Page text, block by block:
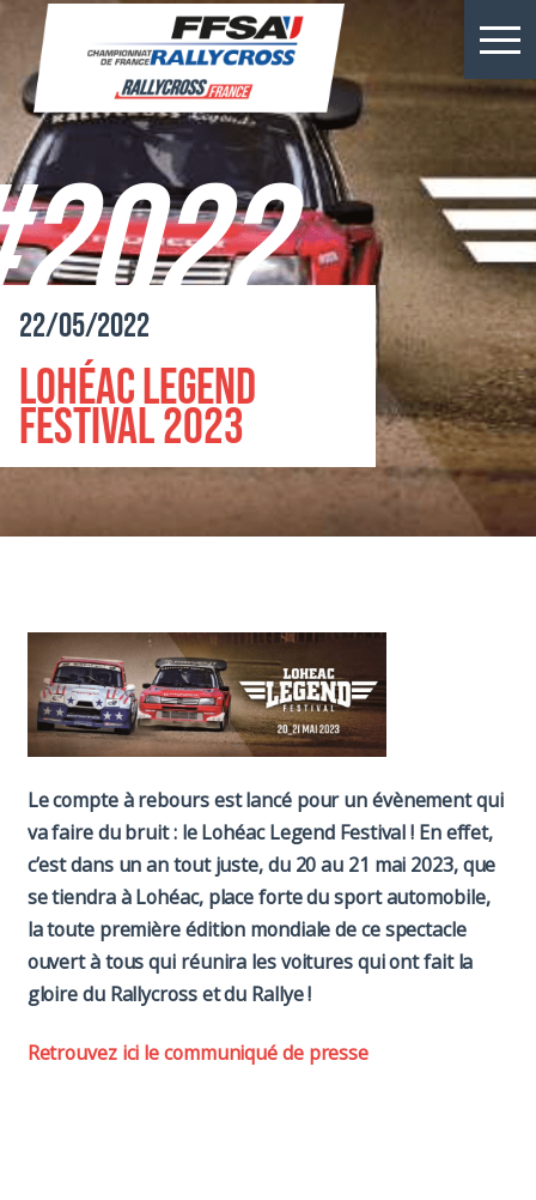
Résultats Kerlabo
Actus
Épreuves
Championnats
Billetterie
Rallycross
Presse
22/05/2022
Lohéac Legend
Festival 2023
Le compte à rebours est lancé pour un évènement qui
va faire du bruit : le Lohéac Legend Festival ! En effet,
c’est dans un an tout juste, du 20 au 21 mai 2023, que
se tiendra à Lohéac, place forte du sport automobile,
la toute première édition mondiale de ce spectacle
ouvert à tous qui réunira les voitures qui ont fait la
gloire du Rallycross et du Rallye !
Retrouvez ici le communiqué de presse